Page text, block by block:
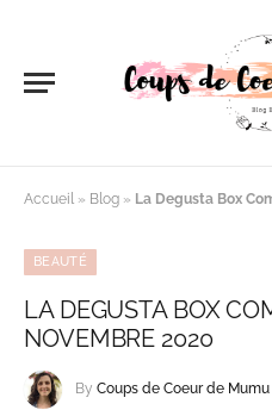
Accueil » Blog » La Degusta Box
BEAUTÉ
LA DEGUSTA BOX
NOVEMBRE 2020
By Coups de Coeur de Mumu